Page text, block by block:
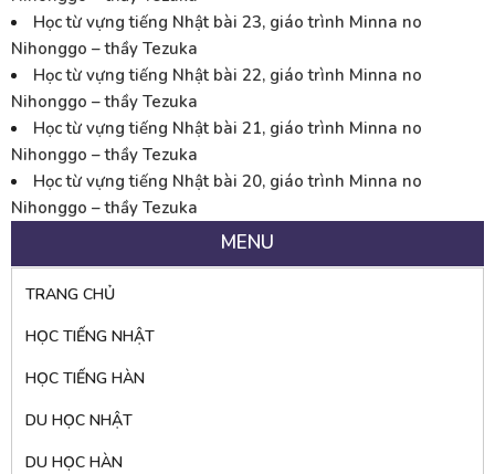
Học từ vựng tiếng Nhật bài 23, giáo trình Minna no
Nihonggo – thầy Tezuka
Học từ vựng tiếng Nhật bài 22, giáo trình Minna no
Nihonggo – thầy Tezuka
Học từ vựng tiếng Nhật bài 21, giáo trình Minna no
Nihonggo – thầy Tezuka
Học từ vựng tiếng Nhật bài 20, giáo trình Minna no
Nihonggo – thầy Tezuka
MENU
TRANG CHỦ
HỌC TIẾNG NHẬT
HỌC TIẾNG HÀN
DU HỌC NHẬT
DU HỌC HÀN